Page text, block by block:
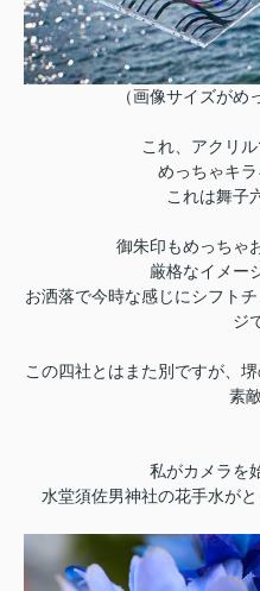
（画像サイズがめ
これ、アクリ
めっちゃキラ
これは舞子
御朱印もめっちゃ
厳格なイメー
お洒落で今時な感じにシフト
ジ
この四社とはまた別ですが、
素
私がカメラを
水堂須佐男神社の花手水が